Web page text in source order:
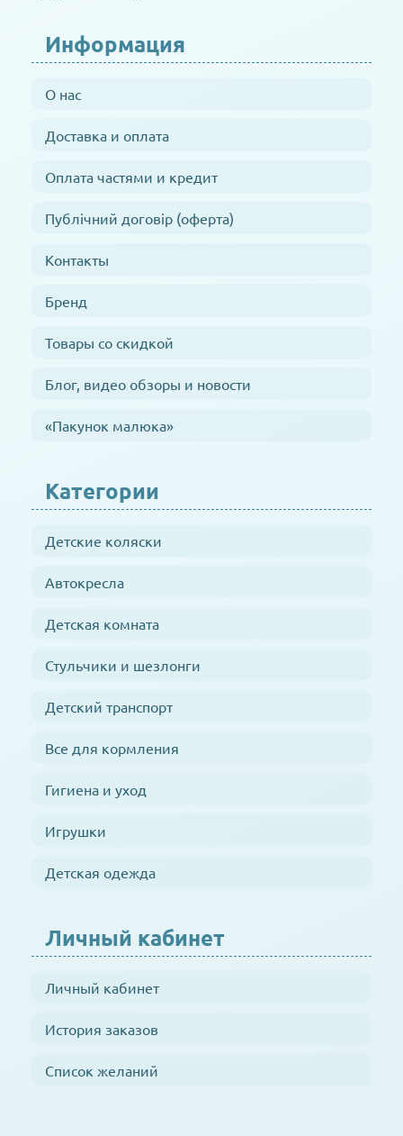
Информация
О нас
Доставка и оплата
Оплата частями и кредит
Публічний договір (оферта)
Контакты
Бренд
Товары со скидкой
Блог, видео обзоры и новости
«Пакунок малюка»
Категории
Детские коляски
Автокресла
Детская комната
Стульчики и шезлонги
Детский транспорт
Все для кормления
Гигиена и уход
Игрушки
Детская одежда
Личный кабинет
Личный кабинет
История заказов
Список желаний